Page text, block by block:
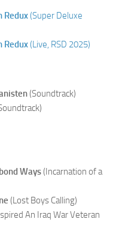
Redux(Super Deluxe
Redux(Live, RSD 2025)
(Soundtrack)
Ways(Incarnation of a
(Lost Boys Calling)
An Iraq War Veteran